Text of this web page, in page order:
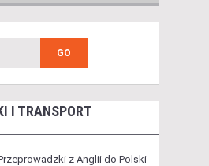
I TRANSPORT
z Anglii do Polski